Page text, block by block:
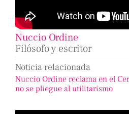
Nuccio Ordine
Filósofo y escritor
Noticia relacionada
Nuccio Ordine reclama en el
no se pliegue al utilitarismo